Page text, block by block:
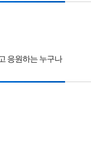
응원하는 누구나